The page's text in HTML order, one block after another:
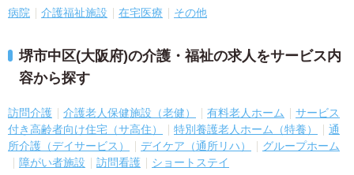
病院 介護福祉施設 在宅医療 その他
堺市中区(大阪府)の介護・福祉の求人をサービス内
容から探す
訪問介護 介護老人保健施設（老健） 有料老人ホーム
サービス
付き高齢者向け住宅（サ高住）
特別養護老人ホーム（特養）
通
所介護（デイサービス）
デイケア（通所リハ）
グループホーム
障がい者施設
訪問看護 ショートステイ